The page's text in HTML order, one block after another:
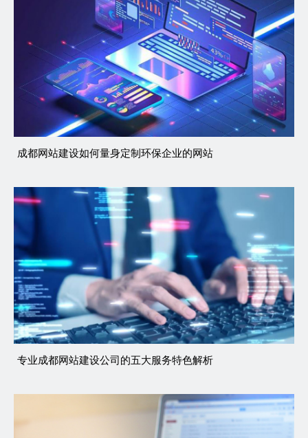
成都网站建设如何量身定制环保企业的网站
专业成都网站建设公司的五大服务特色解析